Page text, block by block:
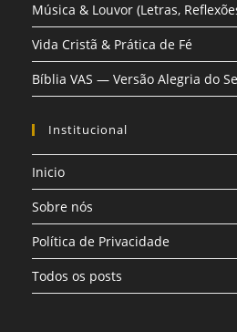
Música & Louvor (Letras,
Vida Cristã & Prática de Fé
Bíblia VAS — Versão Alegria do
Institucional
Inicio
Sobre nós
Política de Privacidade
Todos os posts